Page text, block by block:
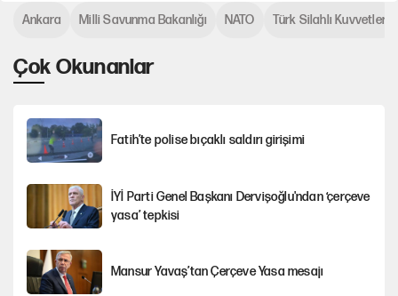
Çok Okunanlar
Fatih’te polise bıçaklı saldırı girişimi
İYİ Parti Genel Başkanı Dervişoğlu'ndan ‘çerçeve
yasa’ tepkisi
Mansur Yavaş’tan Çerçeve Yasa mesajı
Ankara Milli Savunma Bakanlığı NATO Türk Silahlı Kuvvetleri